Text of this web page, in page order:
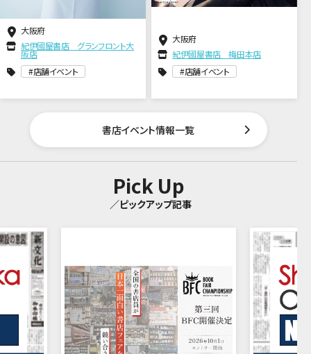
大阪府
紀伊國屋書店 グランフロント大
阪店
店舗イベント
大阪府
紀伊國屋書店 梅田本店
店舗イベント
書店イベント情報一覧
Pick Up
／ピックアップ記事